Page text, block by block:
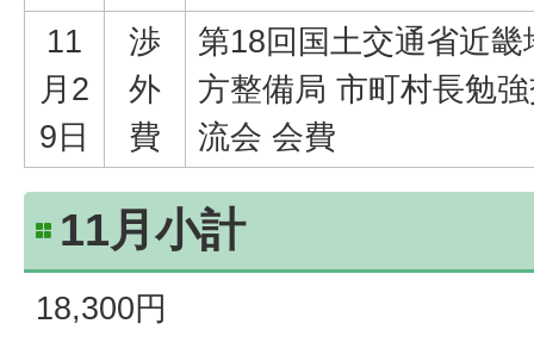
11
月2
9日
渉
外
費
第18回国土交通省近畿
方整備局 市町村長勉
流会 会費
11月小計
18,300円